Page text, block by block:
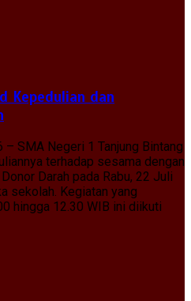
Kepedulian dan
– SMA Negeri 1 Tanjung Bintang
terhadap sesama dengan
Darah pada Rabu, 22 Juli
sekolah. Kegiatan yang
hingga 12.30 WIB ini diikuti